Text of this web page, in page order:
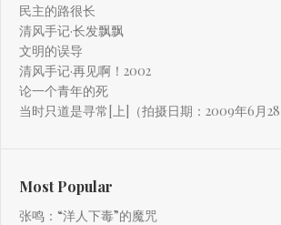
民主的路很长
清风手记·长发飘飘
文明的误导
清风手记·再见啊！2002
论一个青年的死
当时只道是寻常[上]（拍摄日期：2009年6月28
Most Popular
张鸣：“洋人下毒”的魔咒